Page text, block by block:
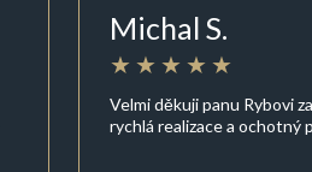
Michal S.
Velmi děkuji panu Rybovi
rychlá realizace a ochotný